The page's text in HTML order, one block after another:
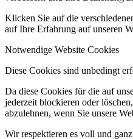
Klicken Sie auf die
auf Ihre Erfahrung auf unseren
Notwendige Website Cookies
Diese Cookies sind unbedingt
Da diese Cookies für die auf
jederzeit blockieren oder
abzulehnen, wenn Sie unsere
Wir respektieren es voll und